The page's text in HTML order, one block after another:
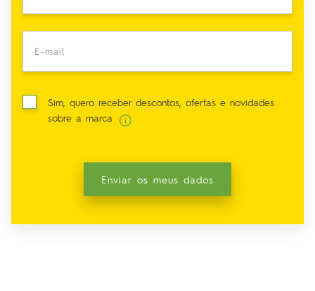
E-mail
Sim, quero receber descontos, ofertas e novidades
sobre a marca
Enviar os meus dados